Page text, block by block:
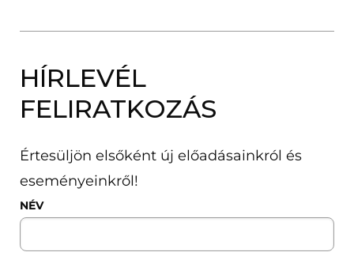
HÍRLEVÉL
FELIRATKOZÁS
Értesüljön elsőként új előadásainkról és
eseményeinkről!
NÉV